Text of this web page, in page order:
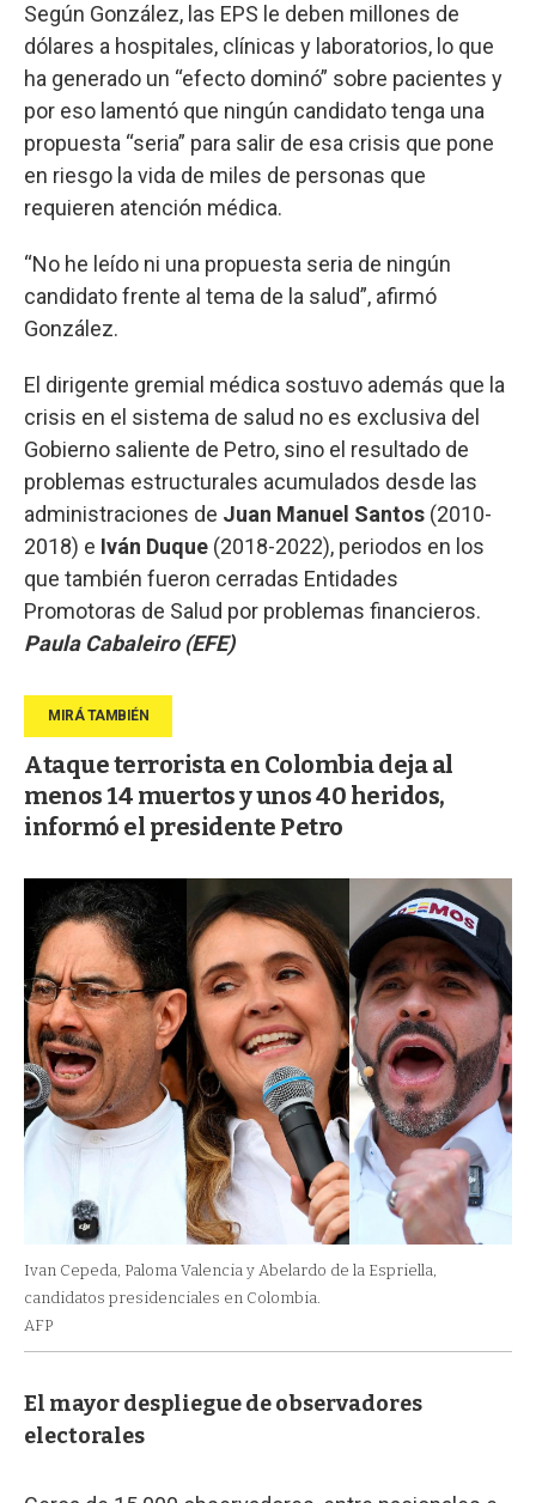
Según González, las EPS le deben millones de
dólares a hospitales, clínicas y laboratorios, lo que
ha generado un “efecto dominó” sobre pacientes y
por eso lamentó que ningún candidato tenga una
propuesta “seria” para salir de esa crisis que pone
en riesgo la vida de miles de personas que
requieren atención médica.
“No he leído ni una propuesta seria de ningún
candidato frente al tema de la salud”, afirmó
González.
El dirigente gremial médica sostuvo además que la
crisis en el sistema de salud no es exclusiva del
Gobierno saliente de Petro, sino el resultado de
problemas estructurales acumulados desde las
administraciones de Juan Manuel Santos (2010-
2018) e Iván Duque (2018-2022), periodos en los
que también fueron cerradas Entidades
Promotoras de Salud por problemas financieros.
Paula Cabaleiro (EFE)
Ataque terrorista en Colombia deja al
menos 14 muertos y unos 40 heridos,
informó el presidente Petro
Ivan Cepeda, Paloma Valencia y Abelardo de la Espriella,
candidatos presidenciales en Colombia.
AFP
El mayor despliegue de observadores
electorales